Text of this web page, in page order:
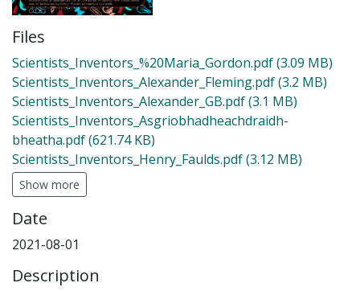
Files
Scientists_Inventors_%20Maria_Gordon.pdf(3.09 MB)
Scientists_Inventors_Alexander_Fleming.pdf(3.2 MB)
Scientists_Inventors_Alexander_GB.pdf(3.1 MB)
Scientists_Inventors_Asgriobhadheachdraidh-
bheatha.pdf(621.74 KB)
Scientists_Inventors_Henry_Faulds.pdf(3.12 MB)
Show more
Date
2021-08-01
Description